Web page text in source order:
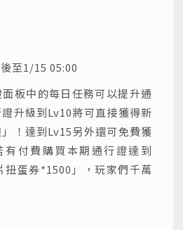
至1/15 05:00
板中的每日任務可以提升通
升級到Lv10將可直接獲得新
！達到Lv15另外還可免費獲
付費購買本期通行證達到
扭蛋券*1500」，玩家們千萬